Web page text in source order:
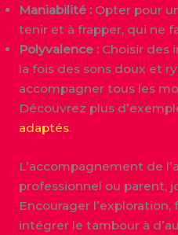
Maniabilité :Opter pour
tenir et à frapper, qui ne
Polyvalence :Choisir des
la fois des sons doux et
accompagner tous les
Découvrez plus
adaptés.
L’accompagnement de
professionnel ou parent,
Encourager
intégrer le tambour à